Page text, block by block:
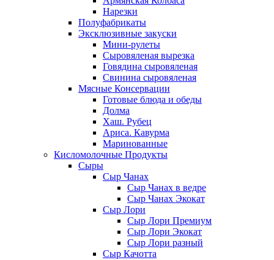
Нарезки
Полуфабрикаты
Эксклюзивные закуски
Мини-рулеты
Сыровяленая вырезка
Говядина сыровяленая
Свинина сыровяленая
Мясные Консервации
Готовые блюда и обеды
Долма
Хаш. Рубец
Ариса. Кавурма
Маринованные
Кисломолочные Продукты
Сыры
Сыр Чанах
Сыр Чанах в ведре
Сыр Чанах Экокат
Сыр Лори
Сыр Лори Премиум
Сыр Лори Экокат
Сыр Лори разный
Сыр Качотта